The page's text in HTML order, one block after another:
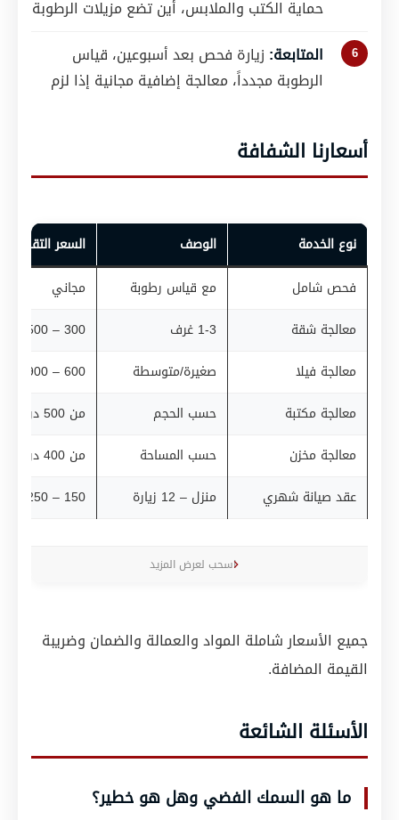
حماية الكتب والملابس، أين تضع مزيلات الرطوبة
المتابعة: زيارة فحص بعد أسبوعين، قياس
الرطوبة مجدداً، معالجة إضافية مجانية إذا لزم
أسعارنا الشفافة
نوع الخدمة الوصف السعر التقريبي
فحص شامل مع قياس رطوبة
مجاني
معالجة شقة
1-3 غرف
300 – 500 درهم
معالجة فيلا
صغيرة/متوسطة
600 – 900 درهم
معالجة مكتبة
حسب الحجم
من 500 درهم
معالجة مخزن
حسب المساحة
من 400 درهم
عقد صيانة شهري
منزل – 12 زيارة 150 – 250 درهم/شهر
اسحب لعرض المزيد
جميع الأسعار شاملة المواد والعمالة والضمان وضريبة
القيمة المضافة.
الأسئلة الشائعة
ما هو السمك الفضي وهل هو خطير؟